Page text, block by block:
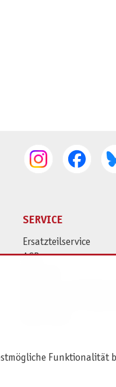
SERVICE
Ersatzteilservice
AGB
Funktionalität